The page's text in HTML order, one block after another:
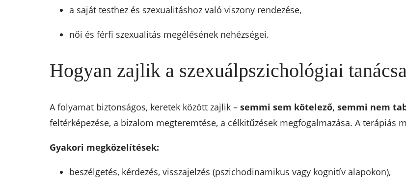
a saját testhez és szexualitáshoz való viszony rendezése,
női és férfi szexualitás megélésének nehézségei.
Hogyan zajlik a szexuálpszichológiai
A folyamat biztonságos, keretek között zajlik – semmi sem kötelező, semmi nem
feltérképezése, a bizalom megteremtése, a célkitűzések megfogalmazása. A terápiás
Gyakori megközelítések:
beszélgetés, kérdezés, visszajelzés (pszichodinamikus vagy kognitív alapokon),